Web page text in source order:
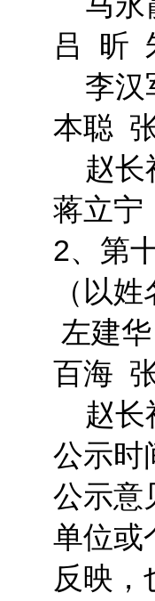
吕 昕
李汉
本聪
赵长
蒋立宁
2、第
（以
左建
百海
赵长
公示时
公示意
单位或
反映，